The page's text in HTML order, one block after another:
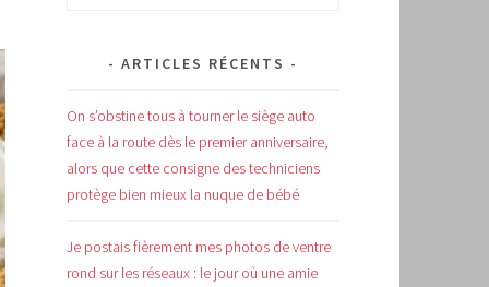
ARTICLES RÉCENTS
On s’obstine tous à tourner le siège auto
face à la route dès le premier anniversaire,
alors que cette consigne des techniciens
protège bien mieux la nuque de bébé
Je postais fièrement mes photos de ventre
rond sur les réseaux : le jour où une amie